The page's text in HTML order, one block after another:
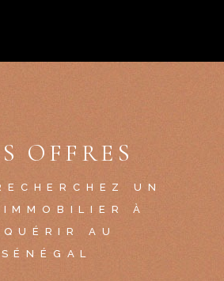
OFFRES
UN
À
AU
SÉNÉGAL